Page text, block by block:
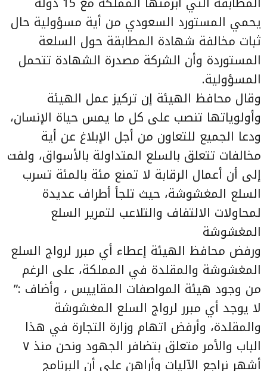
يحمي المستورد السعودي من أية مسؤولية حال
ثبات مخالفة شهادة المطابقة حول السلعة
المستوردة وأن الشركة مصدرة الشهادة تتحمل
المسؤولية.
وقال محافظ الهيئة إن تركيز عمل الهيئة
وأولوياتها تنصب على كل ما يمس حياة الإنسان،
ودعا الجميع للتعاون من أجل الإبلاغ عن أية
مخالفات تتعلق بالسلع المتداولة بالأسواق، ولفت
إلى أن أعمال الرقابة لا تمنع مئة بالمئة تسرب
السلع المغشوشة، حيث تلجأ أطراف عديدة
لمحاولات الالتفاف والتلاعب لتمرير السلع
المغشوشة
ورفض محافظ الهيئة إعطاء أي مبرر لرواج السلع
المغشوشة والمقلدة في المملكة، على الرغم
من وجود هيئة المواصفات المقاييس ، وأضاف :”
لا يوجد أي مبرر لرواج السلع المغشوشة
والمقلدة، وأرفض اتهام وزارة التجارة في هذا
الباب والأمر متعلق بتضافر الجهود ونحن منذ ٧
أشهر نراجع الآليات وأراهن على أن البرنامج